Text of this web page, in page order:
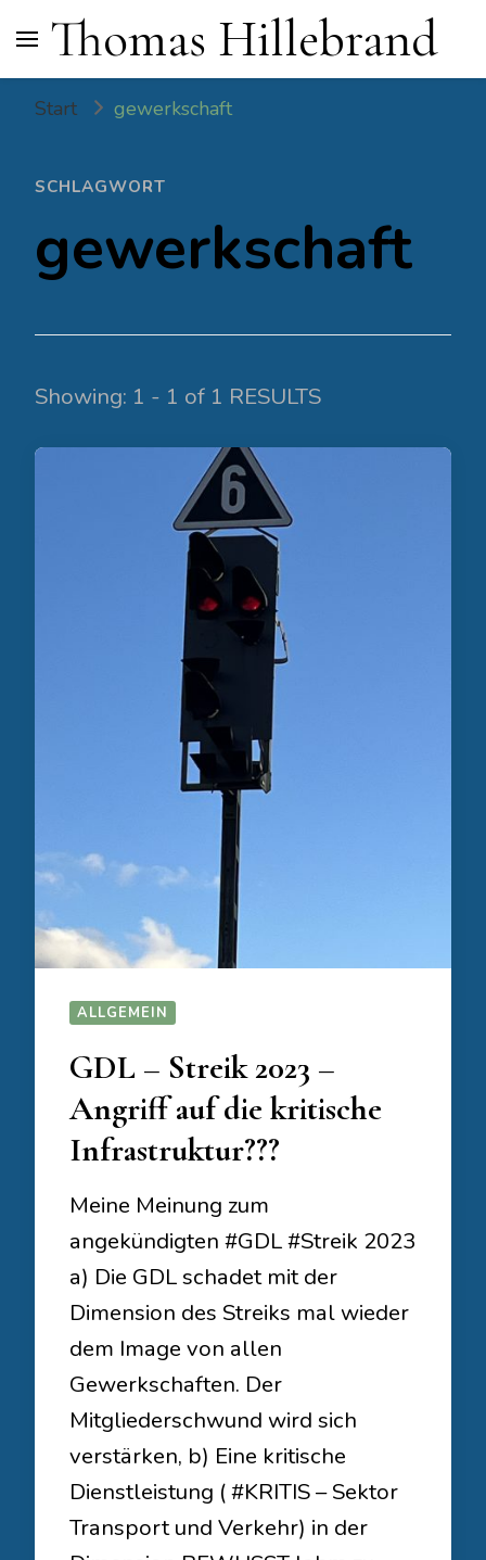
Thomas Hillebrand
Start gewerkschaft
SCHLAGWORT
gewerkschaft
Showing: 1 - 1 of 1 RESULTS
ALLGEMEIN
GDL – Streik 2023 –
Angriff auf die kritische
Infrastruktur???
Meine Meinung zum
angekündigten #GDL #Streik 2023
a) Die GDL schadet mit der
Dimension des Streiks mal wieder
dem Image von allen
Gewerkschaften. Der
Mitgliederschwund wird sich
verstärken, b) Eine kritische
Dienstleistung ( #KRITIS – Sektor
Transport und Verkehr) in der